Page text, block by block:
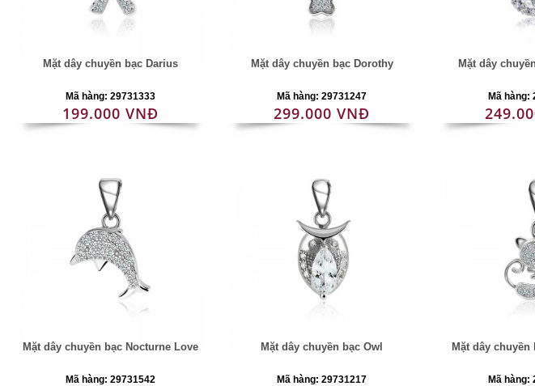
Mặt dây chuyền bạc Darius
Mã hàng: 29731333
199.000 VNĐ
Mặt dây chuyền bạc Dorothy
Mã hàng: 29731247
299.000 VNĐ
Mặt dây
Mã hàng:
Mặt dây chuyền bạc Nocturne Love
Mã hàng: 29731542
Mặt dây chuyền bạc Owl
Mã hàng: 29731217
Mặt dây chuyền
Mã hàng: